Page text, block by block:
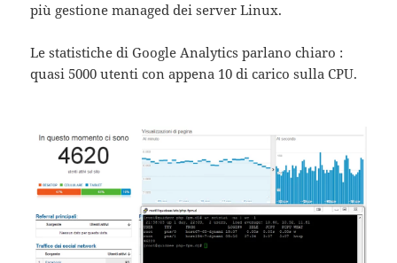
più gestione managed dei server Linux.
Le statistiche di Google Analytics parlano chiaro :
quasi 5000 utenti con appena 10 di carico sulla CPU.